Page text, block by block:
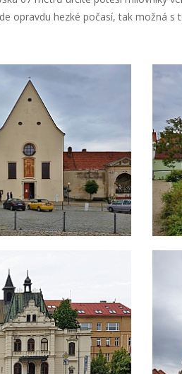
opravdu hezké počasí, tak možná